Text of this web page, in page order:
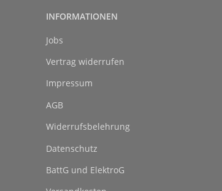
INFORMATIONEN
Jobs
Vertrag widerrufen
Impressum
AGB
Widerrufsbelehrung
Datenschutz
BattG und ElektroG